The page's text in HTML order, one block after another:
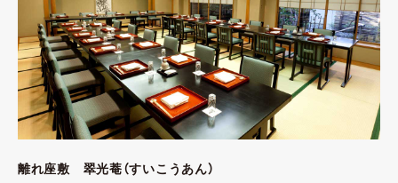
離れ座敷 翠光菴（すいこうあん）